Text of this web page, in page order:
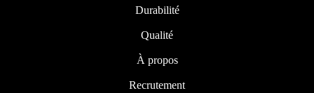
Durabilité
Qualité
À propos
Recrutement